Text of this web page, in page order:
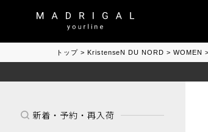
トップ KristenseN DU NORD WOMEN
新着・予約・再入荷